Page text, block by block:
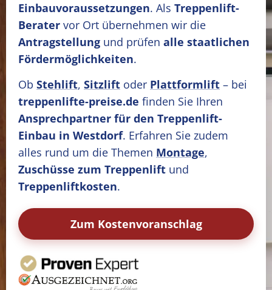
Einbauvoraussetzungen. Als Treppenlift-
Berater vor Ort übernehmen wir die
Antragstellung und prüfen alle staatlichen
Fördermöglichkeiten.
Ob Stehlift, Sitzlift oder Plattformlift – bei
treppenlifte-preise.de finden Sie Ihren
Ansprechpartner für den Treppenlift-
Einbau in Westdorf. Erfahren Sie zudem
alles rund um die Themen Montage,
Zuschüsse zum Treppenlift und
Treppenliftkosten.
Zum Kostenvoranschlag